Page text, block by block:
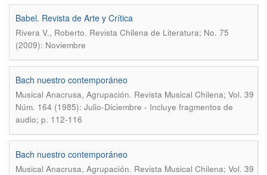
Babel. Revista de Arte y Crítica
Rivera V., Roberto. Revista Chilena de Literatura; No. 75
(2009): Noviembre
Bach nuestro contemporáneo
Musical Anacrusa, Agrupación. Revista Musical Chilena; Vol. 39
Núm. 164 (1985): Julio-Diciembre - Incluye fragmentos de
audio; p. 112-116
Bach nuestro contemporáneo
Musical Anacrusa, Agrupación. Revista Musical Chilena; Vol. 39